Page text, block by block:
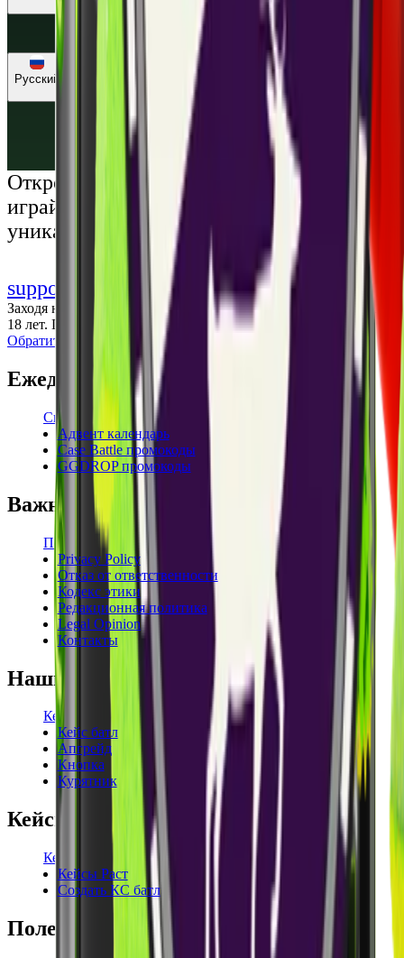
🇺🇸 Доллары (USD) 🇪🇺 Евро (EUR)
🇷🇺 Рубли (RUB)
🇺🇦 Гривны (UAH)
Русский
Открой мир премиальных развлечений:
играй честно и наслаждайся
уникальными впечатлениями
support@cs-wiki.org
Заходя на этот сайт, вы подтверждаете, что вам исполнилось
18 лет. Проблемы с азартными играми?
Обратится за помощью
Ежедневные бонусы
Свежие промокоды
Адвент календарь
Case Battle промокоды
GGDROP промокоды
Важная информация
Пользовательское соглашение
Privacy Policy
Отказ от ответственности
Кодекс этики
Редакционная политика
Legal Opinion
Контакты
Наши режимы
Кейсы
Кейс батл
Апгрейд
Кнопка
Курятник
Кейсы
Кейсы КС2
Кейсы Раст
Создать КС батл
Полезное